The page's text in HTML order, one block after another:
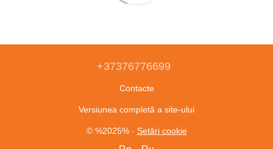
+37376776699
Contacte
Versiunea completă a site-ului
© %2025% · Setări cookie